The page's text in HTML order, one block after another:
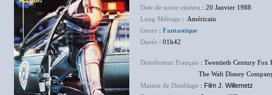
Date de sortie cinéma : 20 Janvier 1988
Long Métrage : Américain
Genre : Fantastique
Durée : 01h42
Distributeur Français : Twentieth Century Fox
The Walt Disney Company
Maison de Doublage : Film J. Willemetz